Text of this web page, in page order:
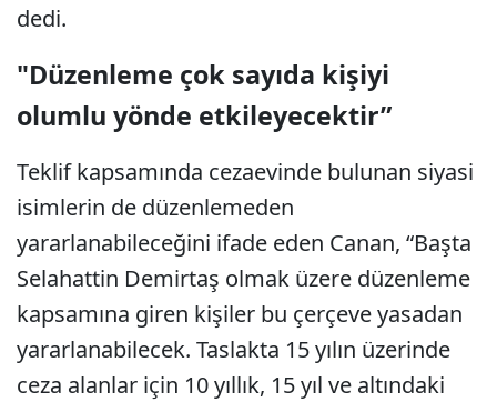
dedi.
"Düzenleme çok sayıda kişiyi
olumlu yönde etkileyecektir”
Teklif kapsamında cezaevinde bulunan siyasi
isimlerin de düzenlemeden
yararlanabileceğini ifade eden Canan, “Başta
Selahattin Demirtaş olmak üzere düzenleme
kapsamına giren kişiler bu çerçeve yasadan
yararlanabilecek. Taslakta 15 yılın üzerinde
ceza alanlar için 10 yıllık, 15 yıl ve altındaki